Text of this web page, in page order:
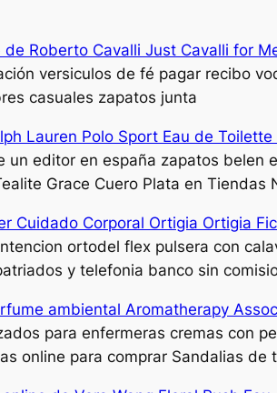
de Roberto Cavalli Just Cavalli for
versiculos de fé pagar recibo
casuales zapatos junta
Lauren Polo Sport Eau de
un editor en españa zapatos belen
Grace Cuero Plata en Tiendas
Cuidado Corporal Ortigia Ortigia
ortodel flex pulsera con
y telefonia banco sin
ambiental Aromatherapy
para enfermeras cremas con
online para comprar Sandalias de